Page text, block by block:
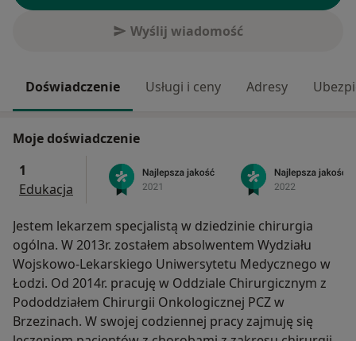
Wyślij wiadomość
Doświadczenie Usługi i ceny Adresy
Moje doświadczenie
1
Edukacja
Jestem lekarzem specjalistą w dziedzinie chirurgia
ogólna. W 2013r. zostałem absolwentem Wydziału
Wojskowo-Lekarskiego Uniwersytetu Medycznego w
Łodzi. Od 2014r. pracuję w Oddziale Chirurgicznym z
Pododdziałem Chirurgii Onkologicznej PCZ w
Brzezinach. W swojej codziennej pracy zajmuję się